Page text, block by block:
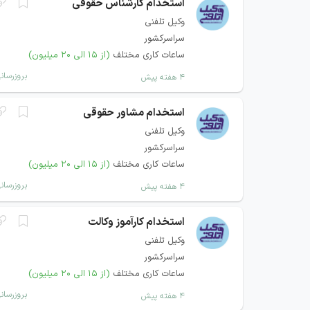
استخدام کارشناس حقوقی
وکیل تلفنی
سراسرکشور
ساعات کاری مختلف (از ۱۵ الی ۲۰ میلیون)
۴ هفته پیش
استخدام مشاور حقوقی
وکیل تلفنی
سراسرکشور
ساعات کاری مختلف (از ۱۵ الی ۲۰ میلیون)
۴ هفته پیش
استخدام کارآموز وکالت
وکیل تلفنی
سراسرکشور
ساعات کاری مختلف (از ۱۵ الی ۲۰ میلیون)
۴ هفته پیش